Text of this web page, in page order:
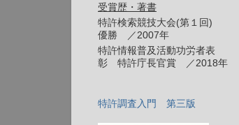
受賞歴・著書
特許検索競技大会(第１回)
優勝 ／2007年
特許情報普及活動功労者表
彰 特許庁長官賞 ／2018年
特許調査入門 第三版